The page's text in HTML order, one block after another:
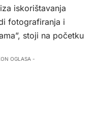
iskorištavanja
fotografiranja i
stoji na početku
OGLASA -